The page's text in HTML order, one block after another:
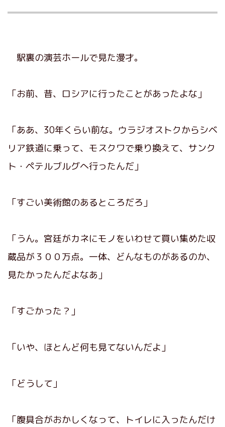
駅裏の演芸ホールで見た漫才。
「お前、昔、ロシアに行ったことがあったよな」
「ああ、30年くらい前な。ウラジオストクからシベ
リア鉄道に乗って、モスクワで乗り換えて、サンク
ト・ペテルブルグへ行ったんだ」
「すごい美術館のあるところだろ」
「うん。宮廷がカネにモノをいわせて買い集めた収
蔵品が３００万点。一体、どんなものがあるのか、
見たかったんだよなあ」
「すごかった？」
「いや、ほとんど何も見てないんだよ」
「どうして」
「腹具合がおかしくなって、トイレに入ったんだけ